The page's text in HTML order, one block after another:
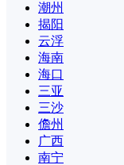
潮州
揭阳
云浮
海南
海口
三亚
三沙
儋州
广西
南宁